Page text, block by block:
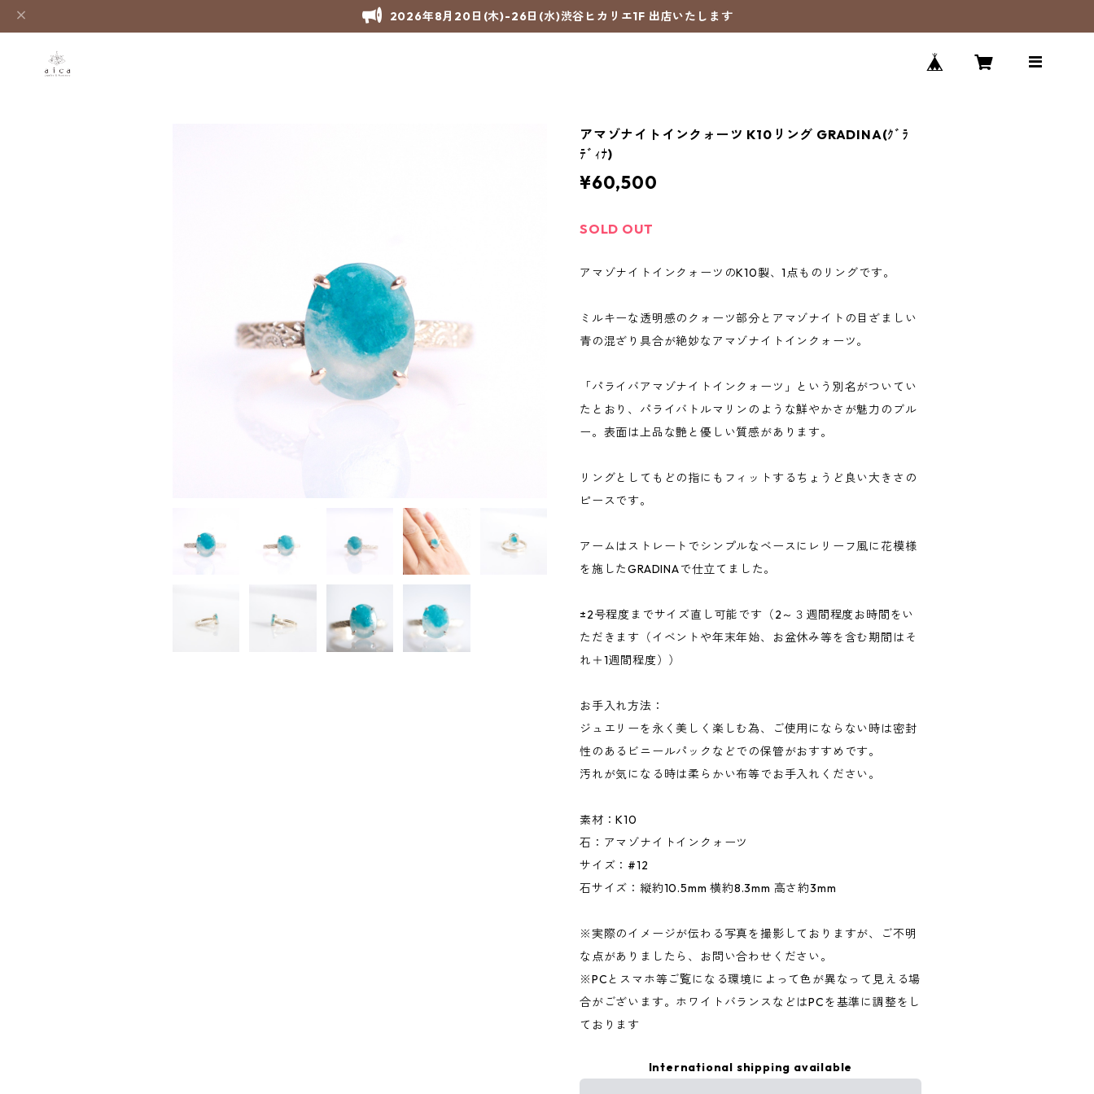
2026年8月20日(木)-26日(水)渋谷ヒカリエ1F 出店いたします
アマゾナイトインクォーツ K10リング GRADINA(ｸﾞﾗ
ﾃﾞｨﾅ)
¥60,500
SOLD OUT
アマゾナイトインクォーツのK10製、1点ものリングです。
ミルキーな透明感のクォーツ部分とアマゾナイトの目ざましい
青の混ざり具合が絶妙なアマゾナイトインクォーツ。
「パライバアマゾナイトインクォーツ」という別名がついてい
たとおり、パライバトルマリンのような鮮やかさが魅力のブル
ー。表面は上品な艶と優しい質感があります。
リングとしてもどの指にもフィットするちょうど良い大きさの
ピースです。
アームはストレートでシンプルなベースにレリーフ風に花模様
を施したGRADINAで仕立てました。
±2号程度までサイズ直し可能です（2～３週間程度お時間をい
ただきます（イベントや年末年始、お盆休み等を含む期間はそ
れ＋1週間程度））
お手入れ方法：
ジュエリーを永く美しく楽しむ為、ご使用にならない時は密封
性のあるビニールパックなどでの保管がおすすめです。
汚れが気になる時は柔らかい布等でお手入れください。
素材：K10
石：アマゾナイトインクォーツ
サイズ：#12
石サイズ：縦約10.5mm 横約8.3mm 高さ約3mm
※実際のイメージが伝わる写真を撮影しておりますが、ご不明
な点がありましたら、お問い合わせください。
※PCとスマホ等ご覧になる環境によって色が異なって見える場
合がございます。ホワイトバランスなどはPCを基準に調整をし
ております
International shipping available